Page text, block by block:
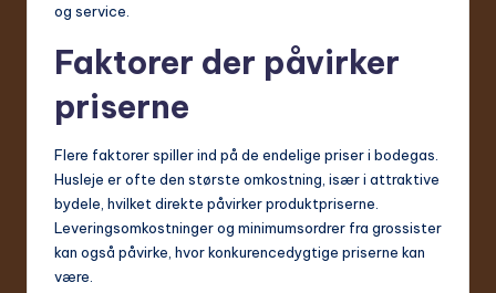
og service.
Faktorer der påvirker
priserne
Flere faktorer spiller ind på de endelige priser i bodegas.
Husleje er ofte den største omkostning, især i attraktive
bydele, hvilket direkte påvirker produktpriserne.
Leveringsomkostninger og minimumsordrer fra grossister
kan også påvirke, hvor konkurencedygtige priserne kan
være.